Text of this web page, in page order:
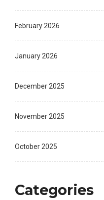
February 2026
January 2026
December 2025
November 2025
October 2025
Categories